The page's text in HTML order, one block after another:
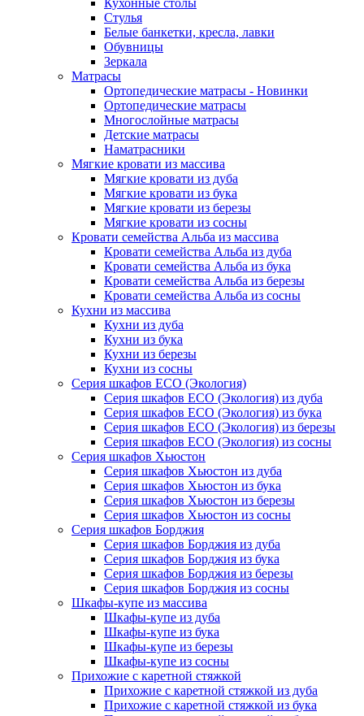
Кухонные столы
Стулья
Белые банкетки, кресла, лавки
Обувницы
Зеркала
Матрасы
Ортопедические матрасы - Новинки
Ортопедические матрасы
Многослойные матрасы
Детские матрасы
Наматрасники
Мягкие кровати из массива
Мягкие кровати из дуба
Мягкие кровати из бука
Мягкие кровати из березы
Мягкие кровати из сосны
Кровати семейства Альба из массива
Кровати семейства Альба из дуба
Кровати семейства Альба из бука
Кровати семейства Альба из березы
Кровати семейства Альба из сосны
Кухни из массива
Кухни из дуба
Кухни из бука
Кухни из березы
Кухни из сосны
Серия шкафов ECO (Экология)
Серия шкафов ECO (Экология) из дуба
Серия шкафов ECO (Экология) из бука
Серия шкафов ECO (Экология) из березы
Серия шкафов ECO (Экология) из сосны
Серия шкафов Хьюстон
Серия шкафов Хьюстон из дуба
Серия шкафов Хьюстон из бука
Серия шкафов Хьюстон из березы
Серия шкафов Хьюстон из сосны
Серия шкафов Борджия
Серия шкафов Борджия из дуба
Серия шкафов Борджия из бука
Серия шкафов Борджия из березы
Серия шкафов Борджия из сосны
Шкафы-купе из массива
Шкафы-купе из дуба
Шкафы-купе из бука
Шкафы-купе из березы
Шкафы-купе из сосны
Прихожие с каретной стяжкой
Прихожие с каретной стяжкой из дуба
Прихожие с каретной стяжкой из бука